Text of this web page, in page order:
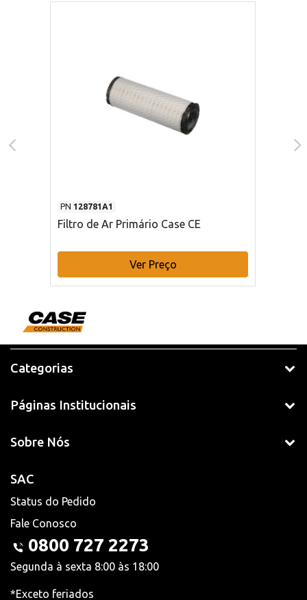
PN 128781A1
Filtro de Ar Primário Case CE
Ver Preço
Categorias
Páginas Institucionais
Sobre Nós
SAC
Status do Pedido
Fale Conosco
0800 727 2273
Segunda à sexta 8:00 às 18:00
*Exceto feriados